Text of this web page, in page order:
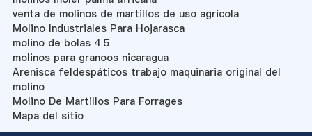
venta de molinos de martillos de uso agricola
Molino Industriales Para Hojarasca
molino de bolas 4 5
molinos para granoos nicaragua
Arenisca feldespáticos trabajo maquinaria original del
molino
Molino De Martillos Para Forrages
Mapa del sitio